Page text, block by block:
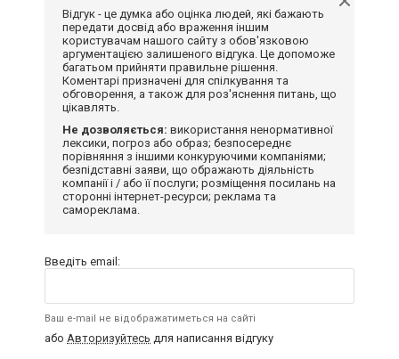
Відгук - це думка або оцінка людей, які бажають
передати досвід або враження іншим
користувачам нашого сайту з обов'язковою
аргументацією залишеного відгука. Це допоможе
багатьом прийняти правильне рішення.
Коментарі призначені для спілкування та
обговорення, а також для роз'яснення питань, що
цікавлять.
Не дозволяється: використання ненормативної
лексики, погроз або образ; безпосереднє
порівняння з іншими конкуруючими компаніями;
безпідставні заяви, що ображають діяльність
компанії і / або її послуги; розміщення посилань на
сторонні інтернет-ресурси; реклама та
самореклама.
Введіть email:
Ваш e-mail не відображатиметься на сайті
або Авторизуйтесь для написання відгуку